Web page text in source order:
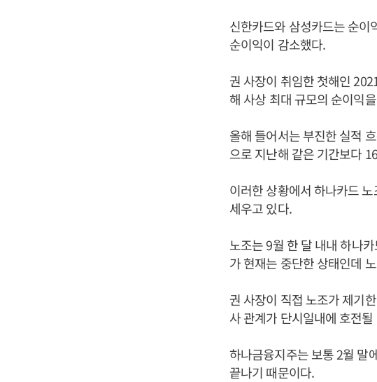
신한카드와 삼성카드는 순
순이익이 감소했다.
권 사장이 취임한 첫해인
해 사상 최대 규모의 순이익
올해 들어서는 부진한 실적
으로 지난해 같은 기간보다
이러한 상황에서 하나카드
세우고 있다.
노조는 9월 한 달 내내 하나
가 현재는 중단한 상태인데
권 사장이 직접 노조가 제기
사 관계가 단시일내에 호전
하나금융지주는 보통 2월 말
끝나기 때문이다.